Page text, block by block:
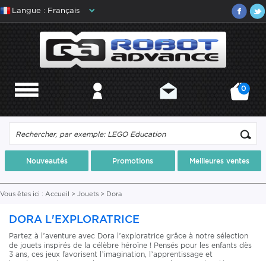
Langue : Français
0
Nouveautés Promotions Meilleures ventes
Vous êtes ici : Accueil > Jouets > Dora
DORA L'EXPLORATRICE
Partez à l’aventure avec Dora l’exploratrice grâce à notre sélection
de jouets inspirés de la célèbre héroïne ! Pensés pour les enfants dès
3 ans, ces jeux favorisent l’imagination, l’apprentissage et